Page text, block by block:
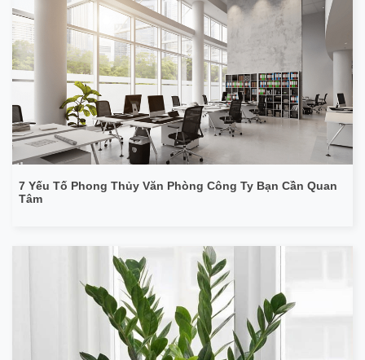
7 Yếu Tố Phong Thủy Văn Phòng Công Ty Bạn Cần Quan
Tâm